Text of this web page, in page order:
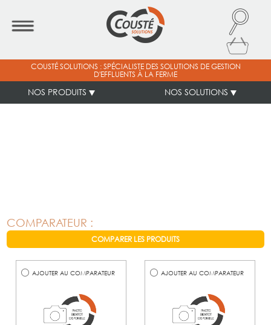
COUSTÉ SOLUTIONS : SPÉCIALISTE DES SOLUTIONS DE GESTION
D'EFFLUENTS À LA FERME
NOS PRODUITS NOS SOLUTIONS
COMPARATEUR :
COMPARER LES PRODUITS
AJOUTER AU COMPARATEUR AJOUTER AU COMPARATEUR